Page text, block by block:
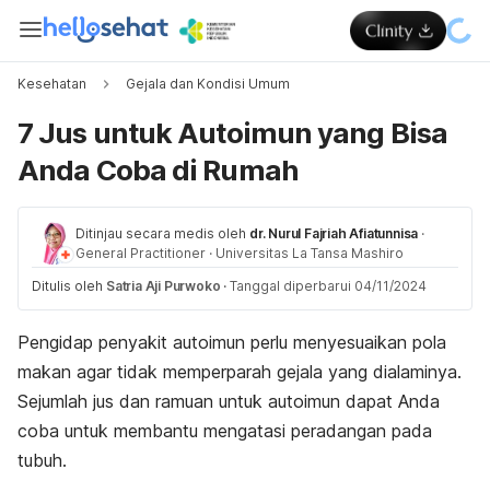
Kesehatan Gejala dan Kondisi Umum
7 Jus untuk Autoimun yang Bisa
Anda Coba di Rumah
Ditinjau secara medis oleh dr. Nurul Fajriah Afiatunnisa ·
General Practitioner · Universitas La Tansa Mashiro
Ditulis oleh Satria Aji Purwoko · Tanggal diperbarui 04/11/2024
Pengidap penyakit autoimun perlu menyesuaikan pola
makan agar tidak memperparah gejala yang dialaminya.
Sejumlah jus dan ramuan untuk autoimun dapat Anda
coba untuk membantu mengatasi peradangan pada
tubuh.